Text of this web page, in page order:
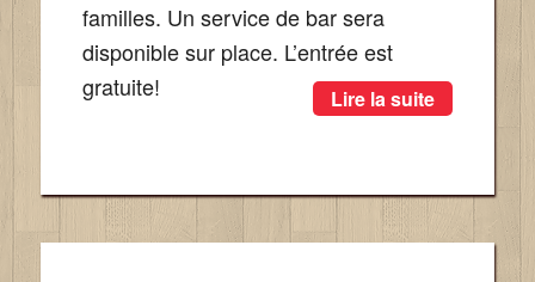
familles. Un service de bar sera
disponible sur place. L’entrée est
gratuite!
Lire la suite